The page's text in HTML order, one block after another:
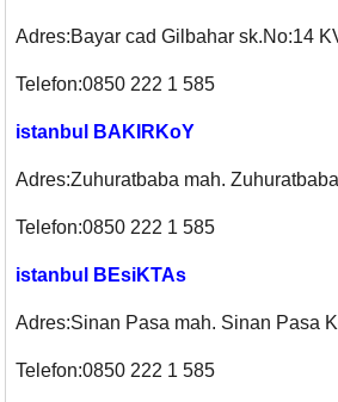
Adres:Bayar cad Gilbahar sk.No:14
Telefon:0850 222 1 585
istanbul BAKIRKoY
Adres:Zuhuratbaba mah.
Telefon:0850 222 1 585
istanbul BEsiKTAs
Adres:Sinan Pasa mah. Sinan Pasa
Telefon:0850 222 1 585